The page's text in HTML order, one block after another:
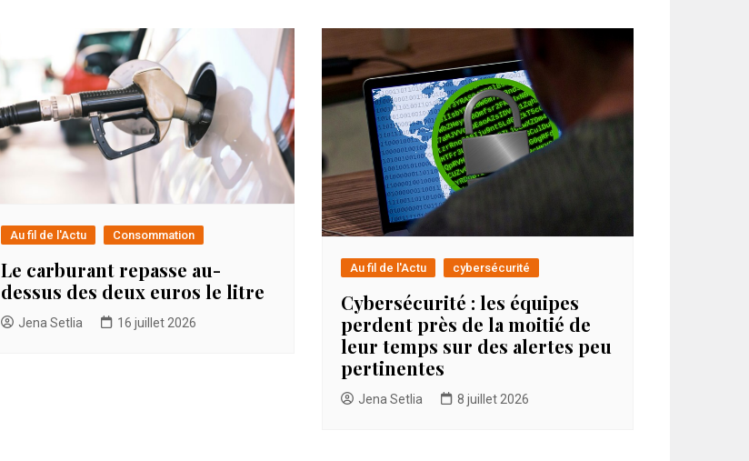
Au fil de l'Actu Consommation
Le carburant repasse au-
dessus des deux euros le litre
Jena Setlia 16 juillet 2026
Au fil de l'Actu cybersécurité
Cybersécurité : les équipes
perdent près de la moitié de
leur temps sur des alertes peu
pertinentes
Jena Setlia 8 juillet 2026